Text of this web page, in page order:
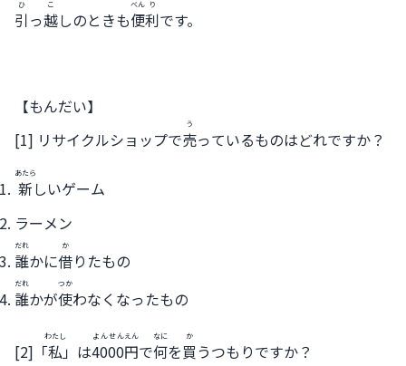
引
ひ
っ越
こ
しのときも便
べん
利
り
です。
【もんだい】
[1] リサイクルショップで売
う
っているものはどれですか？
新
あたら
しいゲーム
ラーメン
誰
だれ
かに借
か
りたもの
誰
だれ
かが使
つか
わなくなったもの
[2]「私
わたし
」は4000
よんせん
円
えん
で何
なに
を買
か
うつもりですか？